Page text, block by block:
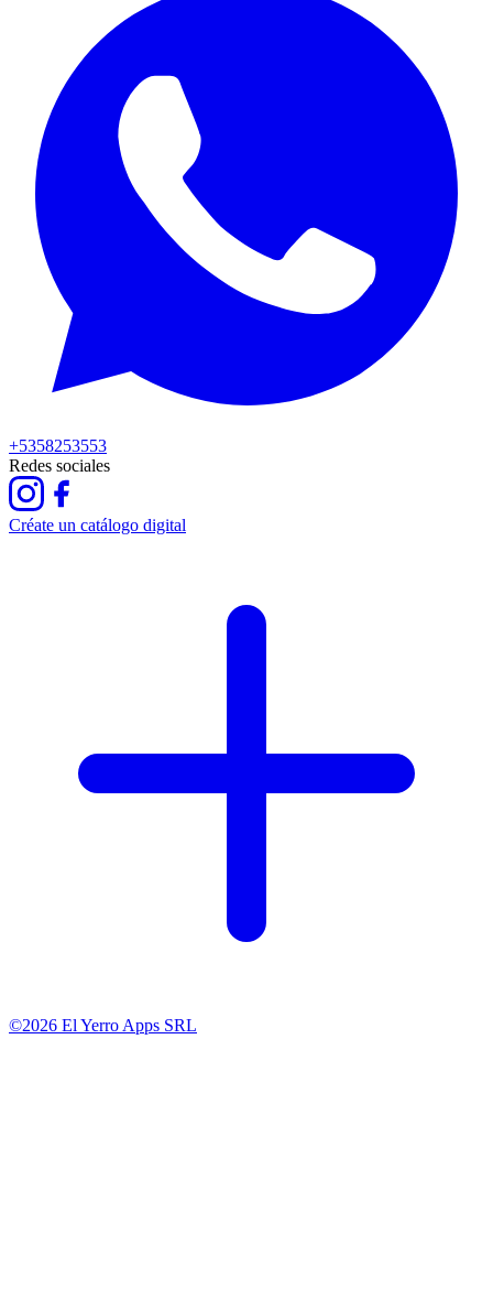
+5358253553
Redes sociales
Créate un catálogo digital
©2026 El Yerro Apps SRL